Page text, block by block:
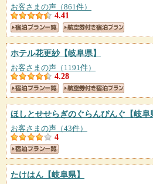
お客さまの声（861件）
4.41
ホテル花更紗【岐阜県】
お客さまの声（1191件）
4.28
ほしとせせらぎのぐらんぴんぐ 【岐阜
お客さまの声（43件）
4
たけはん 【岐阜県】